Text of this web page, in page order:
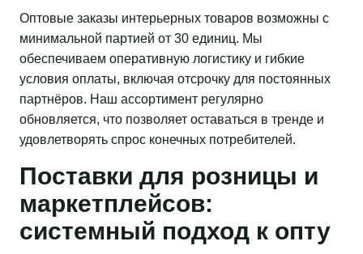
Оптовые заказы интерьерных товаров возможны с
минимальной партией от 30 единиц. Мы
обеспечиваем оперативную логистику и гибкие
условия оплаты, включая отсрочку для постоянных
партнёров. Наш ассортимент регулярно
обновляется, что позволяет оставаться в тренде и
удовлетворять спрос конечных потребителей.
Поставки для розницы и
маркетплейсов:
системный подход к опту